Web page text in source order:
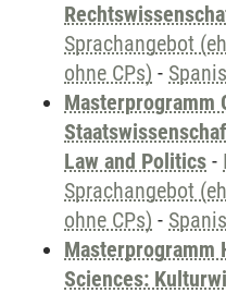
Sprachangebot
ohne CPs) -
Masterprogramm
Law and Politics -
Sprachangebot
ohne CPs) -
Masterprogramm
Sciences: